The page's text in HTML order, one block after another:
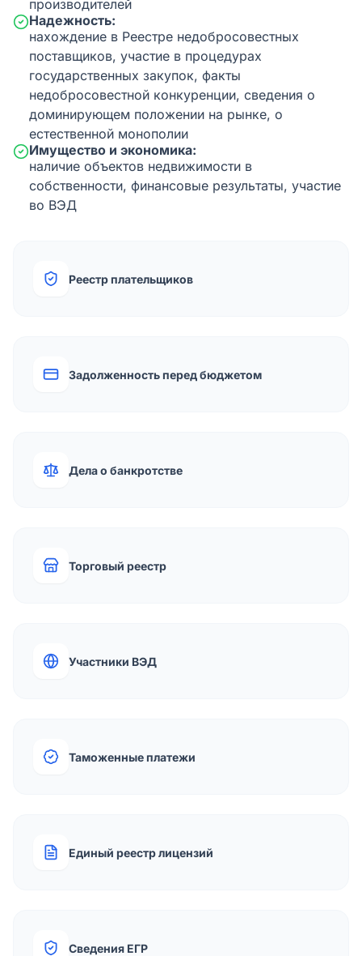
производителей
Надежность:
нахождение в Реестре недобросовестных
поставщиков, участие в процедурах
государственных закупок, факты
недобросовестной конкуренции, сведения о
доминирующем положении на рынке, о
естественной монополии
Имущество и экономика:
наличие объектов недвижимости в
собственности, финансовые результаты, участие
во ВЭД
Реестр плательщиков
Задолженность перед бюджетом
Дела о банкротстве
Торговый реестр
Участники ВЭД
Таможенные платежи
Единый реестр лицензий
Сведения ЕГР